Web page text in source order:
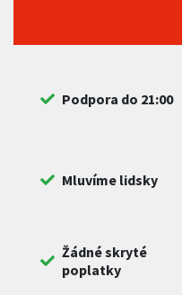
Podpora do 21:00
Mluvíme lidsky
Žádné skryté
poplatky